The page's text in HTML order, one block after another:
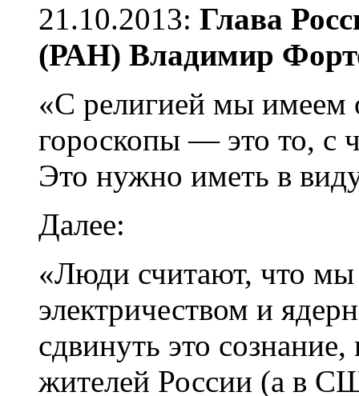
21.10.2013: Глава
(РАН) Владимир
«С религией мы имеем
гороскопы — это то, с
Это нужно иметь в
Далее:
«Люди считают, что мы
электричеством и
сдвинуть это
жителей России (а в